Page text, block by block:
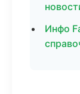
Инфо